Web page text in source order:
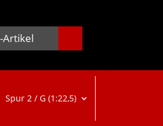
Artikel
Spur 2 / G (1:22,5)